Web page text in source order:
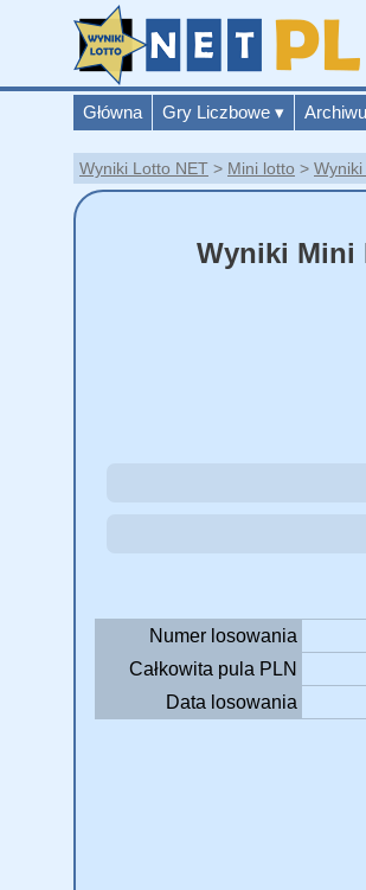
Główna Gry Liczbowe ▾
Wyniki Lotto NET Mini lotto
Wyniki Mini
Numer losowania
Całkowita pula PLN
Data losowania